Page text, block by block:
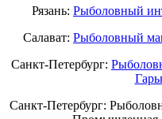
Рязань: Рыболовный
Салават: Рыболовный
Санкт-Петербург:
Санкт-Петербург: